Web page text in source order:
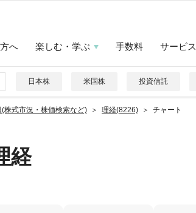
へ 楽しむ・学ぶ 手数料 サービス
日本株 米国株 投資信託
株式市況・株価検索など) 理経(8226) チャート
経